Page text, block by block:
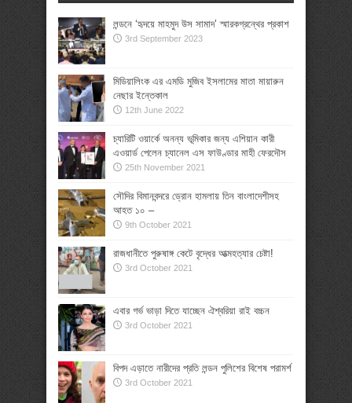
লন্ডনে ‘হৃদয়ে মাহমুদ উস সামাদ’ স্মারকগ্রন্থের প্রকাশ
3rd September 2023
মিডিয়ালিংক এর এমডি মুজিব ইসলামের মাতা মায়ারুন
নেছার ইন্তেকাল
12th June 2022
চ্যারিটি ওয়ার্কে অনন্য ভূমিকার জন্য এশিয়ান কারী
এওয়ার্ড পেলেন চ্যানেল এস ফাউণ্ডার মাহী ফেরদৌস
25th November 2021
সৌদির বিমানবন্দরে ড্রোন হামলায় তিন বাংলাদেশীসহ
আহত ১০ –
9th October 2021
রাজধানীতে পুরুষাঙ্গ কেটে বৃদ্ধের আত্মহত্যার চেষ্টা!
3rd October 2021
এবার গর্ভ ভাড়া দিতে যাচ্ছেন ঐশ্বরিয়া রাই বচ্চন
3rd October 2021
বিপদ এড়াতে নারীদের প্রতি লন্ডন পুলিশের বিশেষ পরামর্শ
3rd October 2021